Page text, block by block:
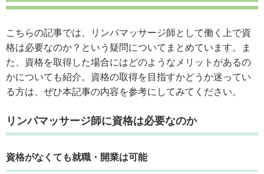
こちらの記事では、リンパマッサージ師として働く上で資
格は必要なのか？という疑問についてまとめています。ま
た、資格を取得した場合にはどのようなメリットがあるの
かについても紹介。資格の取得を目指すかどうか迷ってい
る方は、ぜひ本記事の内容を参考にしてみてください。
リンパマッサージ師に資格は必要なのか
資格がなくても就職・開業は可能